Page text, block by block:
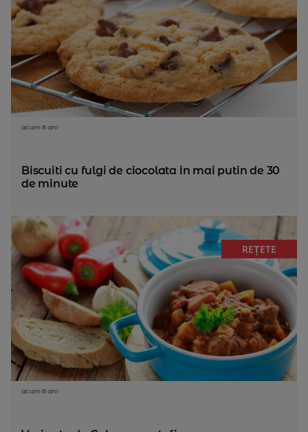
acum 8 ani
Biscuiti cu fulgi de ciocolata in mai putin de 30
de minute
REȚETE
acum 8 ani